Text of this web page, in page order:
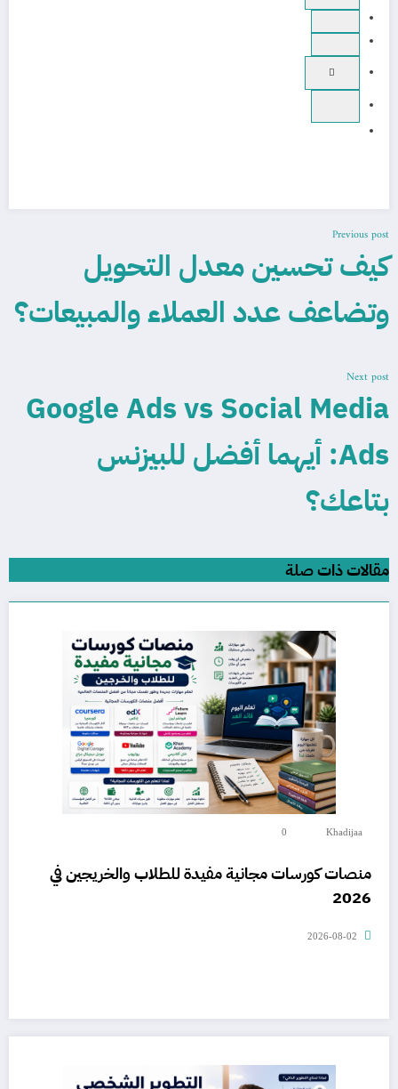
Previous post
كيف تحسين معدل التحويل
وتضاعف عدد العملاء والمبيعات؟
Next post
Google Ads vs Social Media
Ads: أيهما أفضل للبيزنس
بتاعك؟
مقالات ذات صلة
Khadijaa
0
منصات كورسات مجانية مفيدة للطلاب والخريجين في
2026
2026-08-02